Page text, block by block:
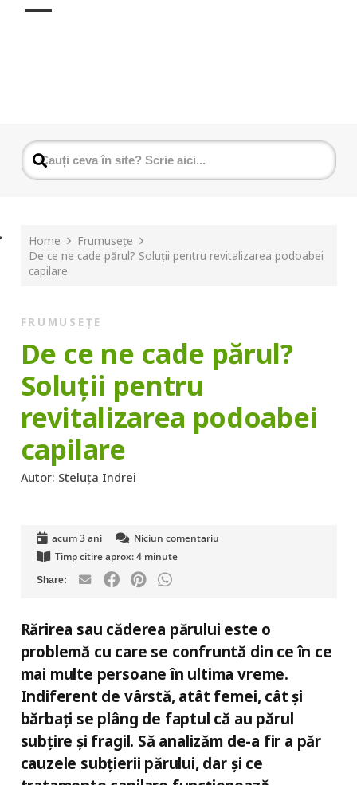
Home
Frumusețe
De ce ne cade părul? Soluții pentru revitalizarea podoabei
capilare
FRUMUSEȚE
De ce ne cade părul?
Soluții pentru
revitalizarea podoabei
capilare
Autor: Steluța Indrei
acum 3 ani
Niciun comentariu
Timp citire aprox: 4 minute
Rărirea sau căderea părului este o
problemă cu care se confruntă din ce în ce
mai multe persoane în ultima vreme.
Indiferent de vârstă, atât femei, cât și
bărbați se plâng de faptul că au părul
subțire și fragil. Să analizăm de-a fir a păr
cauzele subțierii părului, dar și ce